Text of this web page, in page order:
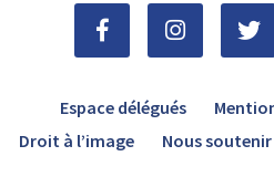
Espace délégués
Droit à l’image
Nous soutenir